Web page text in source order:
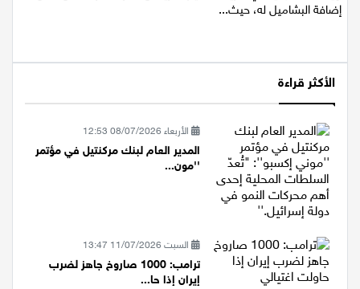
إضافة البشاميل له، حيث...
الأكثر قراءة
الأربعاء 08/07/2026 12:53
المدير العام لبنك مركنتيل في مؤتمر
''مون...
السبت 11/07/2026 13:47
ترامب: 1000 صاروخ جاهز لضرب
إيران إذا حا...